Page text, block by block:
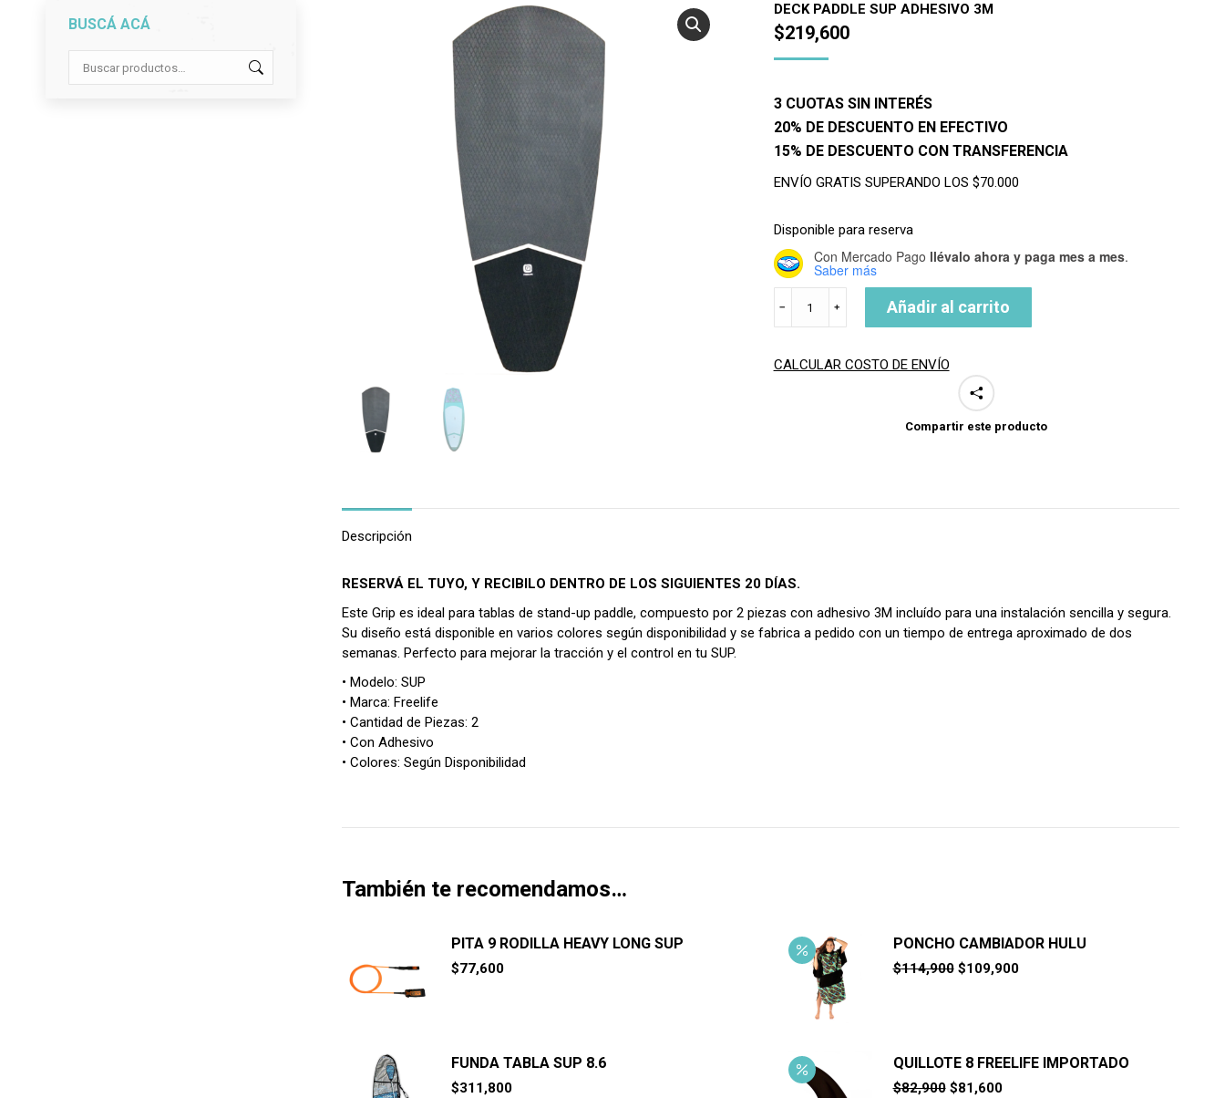
DECK PADDLE SUP ADHESIVO 3M
$219,600
3 CUOTAS SIN INTERÉS
20% DE DESCUENTO EN EFECTIVO
15% DE DESCUENTO CON TRANSFERENCIA
ENVÍO GRATIS SUPERANDO LOS $70.000
Disponible para reserva
Con Mercado Pago llévalo ahora y paga mes a mes.
Saber más
3M
cantidad
﹣ ﹢ Añadir al carrito
CALCULAR COSTO DE ENVÍO
Compartir este producto
Descripción
RESERVÁ EL TUYO, Y RECIBILO DENTRO DE LOS SIGUIENTES 20 DÍAS.
Este Grip es ideal para tablas de stand-up paddle, compuesto por 2 piezas con adhesivo 3M incluído para una instalación sencilla y segura.
Su diseño está disponible en varios colores según disponibilidad y se fabrica a pedido con un tiempo de entrega aproximado de dos
semanas. Perfecto para mejorar la tracción y el control en tu SUP.
• Modelo: SUP
• Marca: Freelife
• Cantidad de Piezas: 2
• Con Adhesivo
• Colores: Según Disponibilidad
También te recomendamos…
PITA 9 RODILLA HEAVY LONG SUP
$77,600
PONCHO CAMBIADOR HULU
$114,900 El
$109,900El
FUNDA TABLA SUP 8.6
$311,800
QUILLOTE 8 FREELIFE IMPORTADO
$82,900 El
$81,600El
BUSCÁ ACÁ